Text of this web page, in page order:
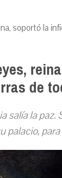
soportó la
de
salía la paz.
palacio,